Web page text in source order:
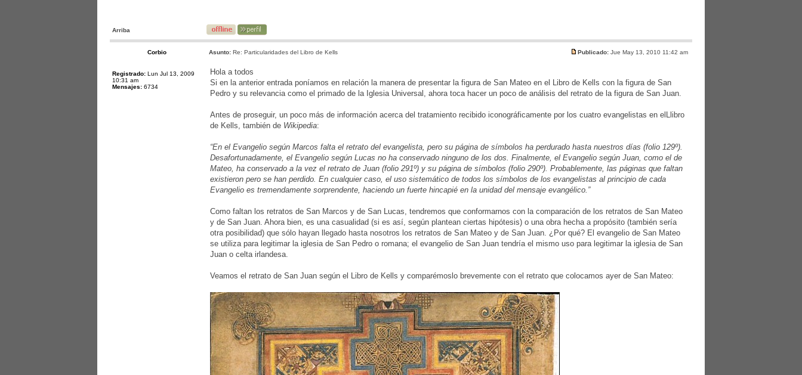
Arriba
Corbio Asunto: Re: Particularidades del Libro de Kells Publicado: Jue May 13, 2010 11:42 am
Registrado: Lun Jul 13, 2009
10:31 am
Mensajes: 6734
Hola a todos
Si en la anterior entrada poníamos en relación la manera de presentar la figura de San Mateo en el Libro de Kells con la figura de San
Pedro y su relevancia como el primado de la Iglesia Universal, ahora toca hacer un poco de análisis del retrato de la figura de San Juan.
Antes de proseguir, un poco más de información acerca del tratamiento recibido iconográficamente por los cuatro evangelistas en elLlibro
de Kells, también de Wikipedia:
“En el Evangelio según Marcos falta el retrato del evangelista, pero su página de símbolos ha perdurado hasta nuestros días (folio 129º).
Desafortunadamente, el Evangelio según Lucas no ha conservado ninguno de los dos. Finalmente, el Evangelio según Juan, como el de
Mateo, ha conservado a la vez el retrato de Juan (folio 291º) y su página de símbolos (folio 290º). Probablemente, las páginas que faltan
existieron pero se han perdido. En cualquier caso, el uso sistemático de todos los símbolos de los evangelistas al principio de cada
Evangelio es tremendamente sorprendente, haciendo un fuerte hincapié en la unidad del mensaje evangélico.”
Como faltan los retratos de San Marcos y de San Lucas, tendremos que conformarnos con la comparación de los retratos de San Mateo
y de San Juan. Ahora bien, es una casualidad (si es así, según plantean ciertas hipótesis) o una obra hecha a propósito (también sería
otra posibilidad) que sólo hayan llegado hasta nosotros los retratos de San Mateo y de San Juan. ¿Por qué? El evangelio de San Mateo
se utiliza para legitimar la iglesia de San Pedro o romana; el evangelio de San Juan tendría el mismo uso para legitimar la iglesia de San
Juan o celta irlandesa.
Veamos el retrato de San Juan según el Libro de Kells y comparémoslo brevemente con el retrato que colocamos ayer de San Mateo: